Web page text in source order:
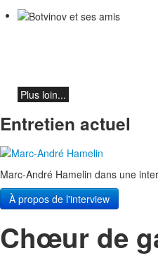
Plus loin...
Entretien actuel
Marc-André Hamelin dans une
À propos de l'interview
Chœur de